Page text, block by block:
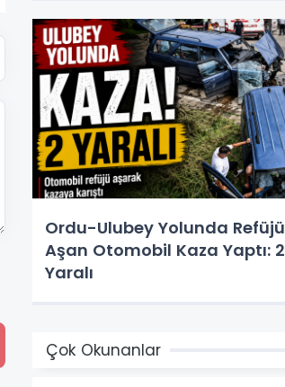
Ordu-Ulubey Yolunda Refüjü
Aşan Otomobil Kaza Yaptı: 2
Yaralı
Çok Okunanlar